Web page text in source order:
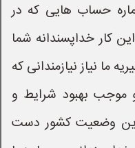
حساب هایی که در
کار خداپسندانه شما
نیاز نیازمندانی که
و موجب بهبود شرایط و
این وضعیت کشور دست